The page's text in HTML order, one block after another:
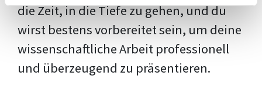
die Zeit, in die Tiefe zu gehen, und du
wirst bestens vorbereitet sein, um deine
wissenschaftliche Arbeit professionell
und überzeugend zu präsentieren.